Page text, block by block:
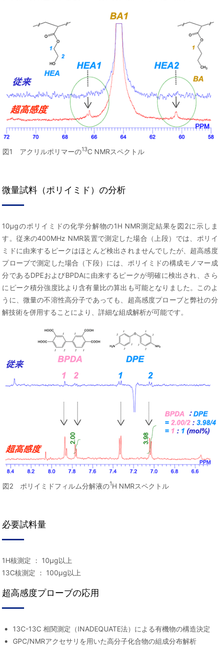
図1 アクリルポリマーの13C NMRスペクトル
微量試料（ポリイミド）の分析
10μgのポリイミドの化学分解物の1H NMR測定結果を図2に示しま
す。従来の400MHz NMR装置で測定した場合（上段）では、ポリイ
ミドに由来するピークはほとんど検出されませんでしたが、超高感度
プローブで測定した場合（下段）には、ポリイミドの構成モノマー成
分であるDPEおよびBPDAに由来するピークが明確に検出され、さら
にピーク積分強度比より含有量比の算出も可能となりました。このよ
うに、微量の不溶性高分子であっても、超高感度プローブと弊社の分
解技術を併用することにより、詳細な組成解析が可能です。
図2 ポリイミドフィルム分解液の1H NMRスペクトル
必要試料量
1H核測定 ： 10μg以上
13C核測定 ： 100μg以上
超高感度プローブの応用
13C-13C 相関測定（INADEQUATE法）による有機物の構造決定
GPC/NMRアクセサリを用いた高分子化合物の組成分布解析